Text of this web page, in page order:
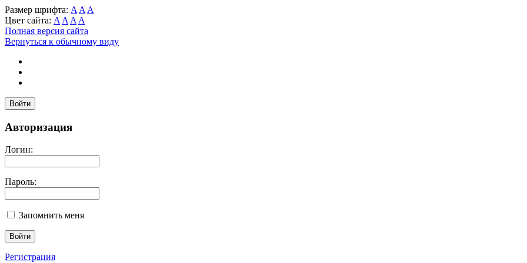
Размер шрифта: A A A
Цвет сайта: A A A A
Полная версия сайта
Вернуться к обычному виду
Войти
Авторизация
Логин:
Пароль:
Запомнить меня
Регистрация